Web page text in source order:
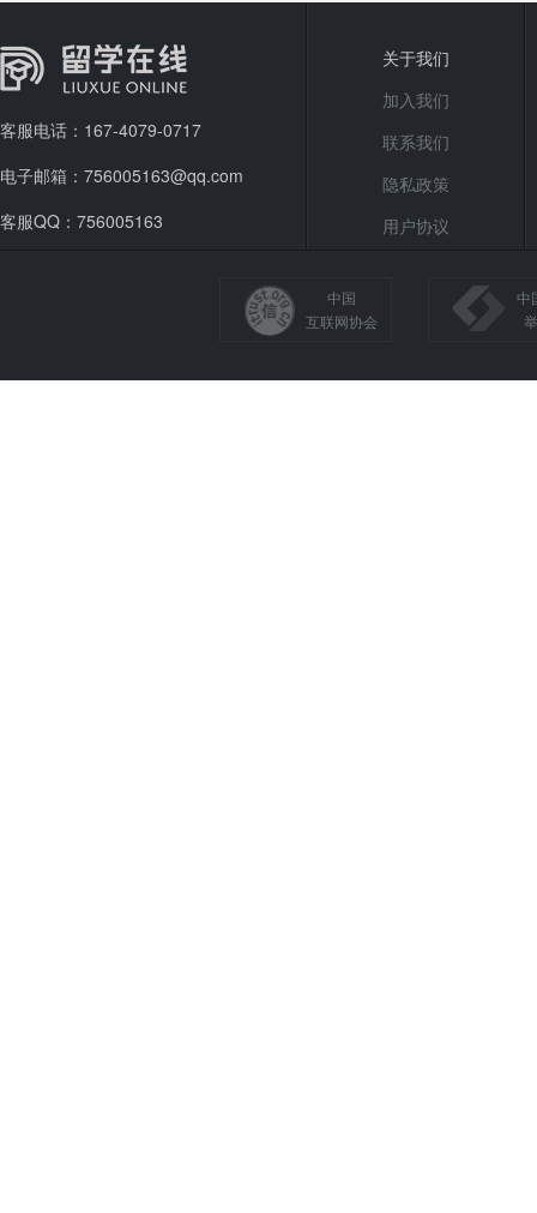
客服电话：167-4079-0717
电子邮箱：756005163@qq.com
客服QQ：756005163
关于我们
加入我们
联系我们
隐私政策
用户协议
中国
互联网协会
中